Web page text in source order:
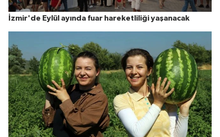
İzmir'de Eylül ayında fuar hareketliliği yaşanacak